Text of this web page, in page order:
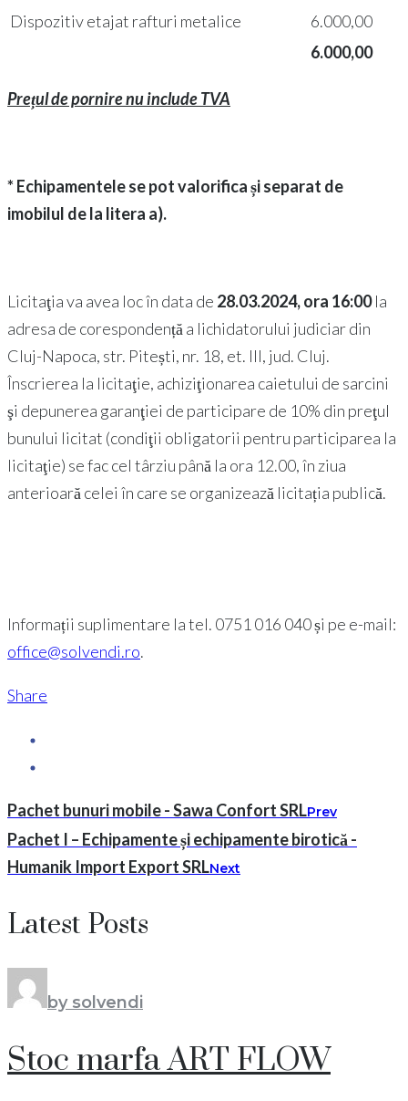
Dispozitiv etajat rafturi metalice
6.000,00
6.000,00
Prețul de pornire nu include TVA
* Echipamentele se pot valorifica și separat de
imobilul de la litera a).
Licitaţia va avea loc în data de 28.03.2024, ora 16:00la
adresa de corespondență a lichidatorului judiciar din
Cluj-Napoca, str. Pitești, nr. 18, et. III, jud. Cluj.
Înscrierea la licitaţie, achiziţionarea caietului de sarcini
şi depunerea garanţiei de participare de 10% din preţul
bunului licitat (condiţii obligatorii pentru participarea la
licitaţie) se fac cel târziu până la ora 12.00, în ziua
anterioară celei în care se organizează licitația publică.
Informații suplimentare la tel. 0751 016 040 și pe e-mail:
office@solvendi.ro.
Share
Pachet bunuri mobile - Sawa Confort SRLPrev
Pachet I – Echipamente și echipamente birotică -
Humanik Import Export SRLNext
Latest Posts
by solvendi
Stoc marfa ART FLOW